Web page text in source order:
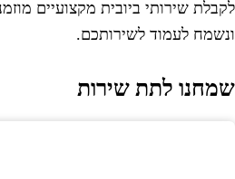
שירותי ביובית מקצועיים
לעמוד לשירותכם.
לתת שירות